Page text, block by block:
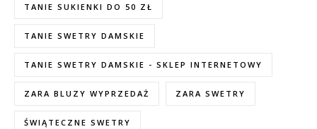
TANIE SUKIENKI DO 50 ZŁ
TANIE SWETRY DAMSKIE
TANIE SWETRY DAMSKIE - SKLEP INTERNETOWY
ZARA BLUZY WYPRZEDAŻ ZARA SWETRY
ŚWIĄTECZNE SWETRY